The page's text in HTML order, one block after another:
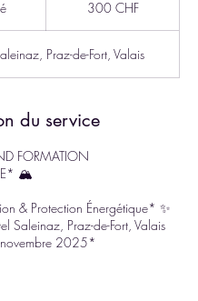
T
m
i
300 CHF
Praz-de-Fort, Valais
du service
FORMATION
🏔
& Protection Énergétique* ✨
Saleinaz, Praz-de-Fort, Valais
2025*